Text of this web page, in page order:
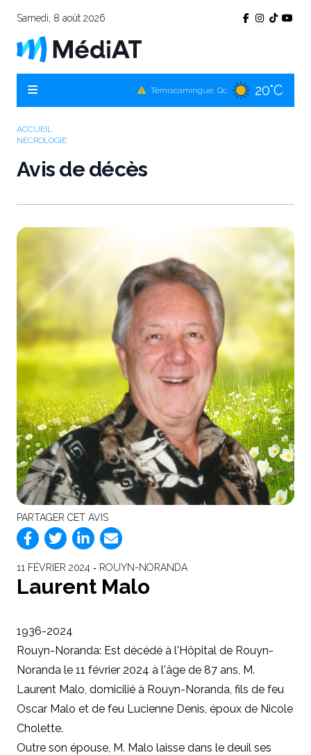
Samedi, 8 août 2026
La Sarre, Qc 19°C
ACCUEIL
NÉCROLOGIE
Avis de décès
PARTAGER CET AVIS
11 FÉVRIER 2024 ‐ ROUYN-NORANDA
Laurent Malo
1936-2024
Rouyn-Noranda: Est décédé à l'Hôpital de Rouyn-
Noranda le 11 février 2024 à l'âge de 87 ans, M.
Laurent Malo, domicilié à Rouyn-Noranda, fils de feu
Oscar Malo et de feu Lucienne Denis, époux de Nicole
Cholette.
Outre son épouse, M. Malo laisse dans le deuil ses